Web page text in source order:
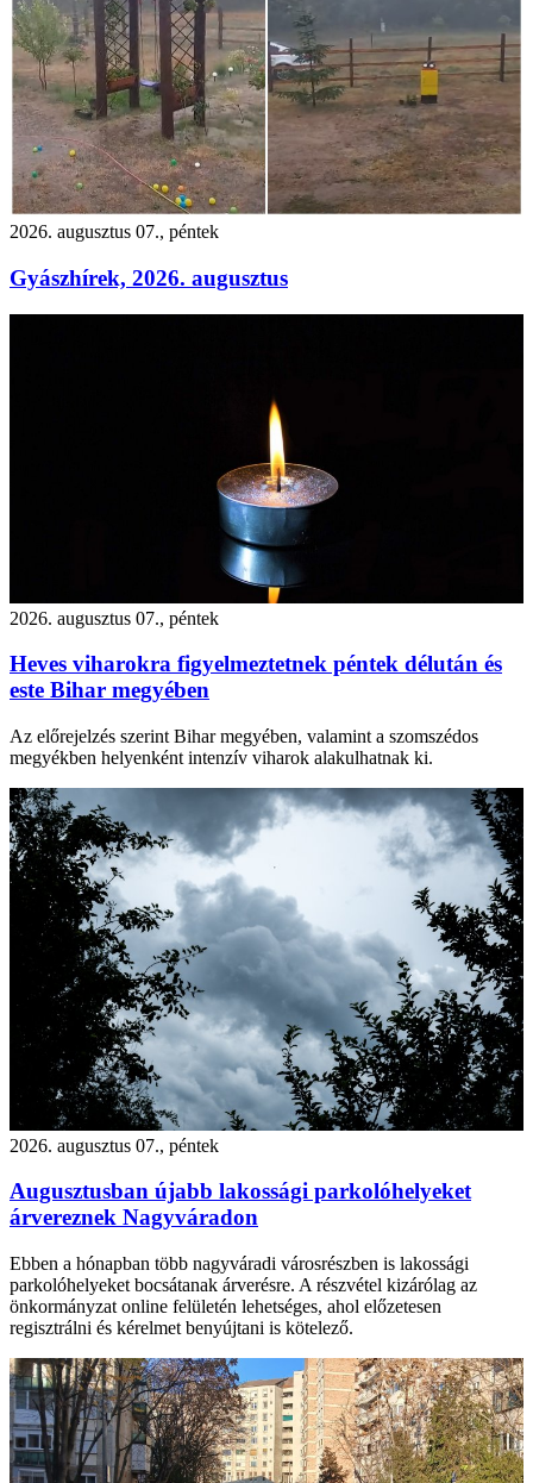
2026. augusztus 07., péntek
Gyászhírek, 2026. augusztus
2026. augusztus 07., péntek
Heves viharokra figyelmeztetnek péntek délután és
este Bihar megyében
Az előrejelzés szerint Bihar megyében, valamint a szomszédos
megyékben helyenként intenzív viharok alakulhatnak ki.
2026. augusztus 07., péntek
Augusztusban újabb lakossági parkolóhelyeket
árvereznek Nagyváradon
Ebben a hónapban több nagyváradi városrészben is lakossági
parkolóhelyeket bocsátanak árverésre. A részvétel kizárólag az
önkormányzat online felületén lehetséges, ahol előzetesen
regisztrálni és kérelmet benyújtani is kötelező.